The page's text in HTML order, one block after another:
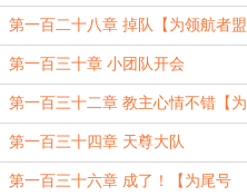
第一百二十八章 掉队【为领航者盟
主加更1】
第一百三十章 小团队开会
第一百三十二章 教主心情不错【为
pk闲云盟主加更】
第一百三十四章 天尊大队
第一百三十六章 成了！【为尾号